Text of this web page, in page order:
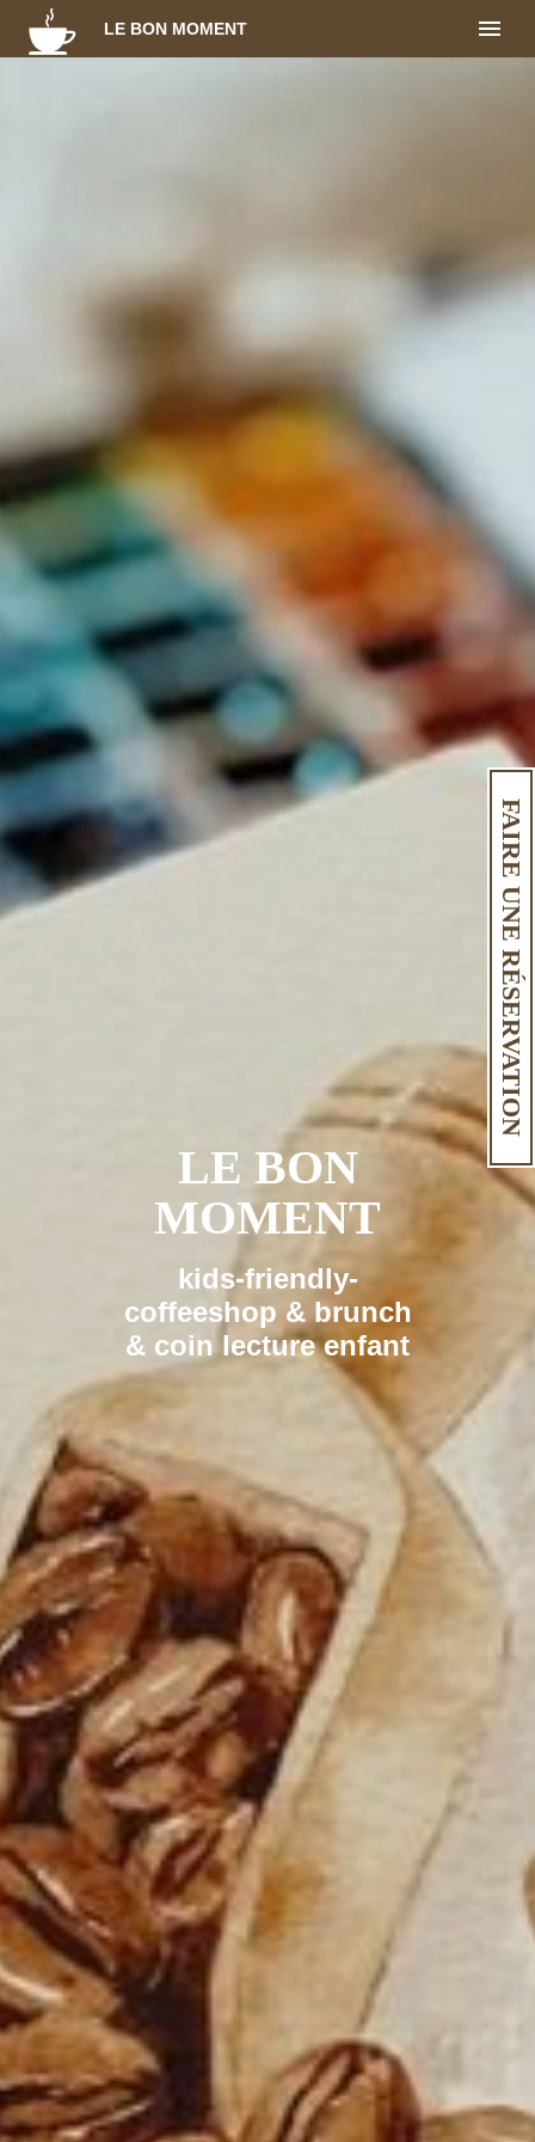
LE BON MOMENT
LE BON
MOMENT
kids-friendly-
coffeeshop & brunch
& coin lecture enfant
FAIRE UNE RÉSERVATION